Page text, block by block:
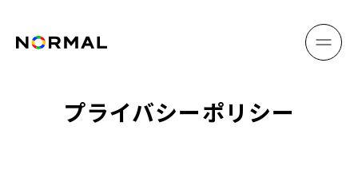
プライバシーポリシー